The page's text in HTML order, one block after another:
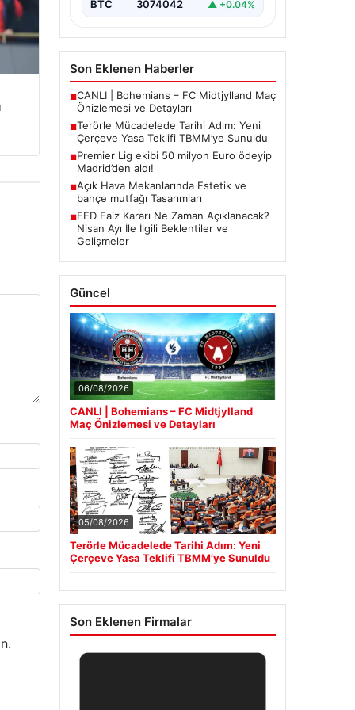
BTC 3074042 ▲ +0.04%
Son Eklenen Haberler
■CANLI | Bohemians – FC Midtjylland Maç
Önizlemesi ve Detayları
■Terörle Mücadelede Tarihi Adım: Yeni
Çerçeve Yasa Teklifi TBMM’ye Sunuldu
■Premier Lig ekibi 50 milyon Euro ödeyip
Madrid’den aldı!
■Açık Hava Mekanlarında Estetik ve
bahçe mutfağı Tasarımları
■FED Faiz Kararı Ne Zaman Açıklanacak?
Nisan Ayı İle İlgili Beklentiler ve
Gelişmeler
Güncel
06/08/2026
CANLI | Bohemians – FC Midtjylland
Maç Önizlemesi ve Detayları
05/08/2026
Terörle Mücadelede Tarihi Adım: Yeni
Çerçeve Yasa Teklifi TBMM’ye Sunuldu
Son Eklenen Firmalar